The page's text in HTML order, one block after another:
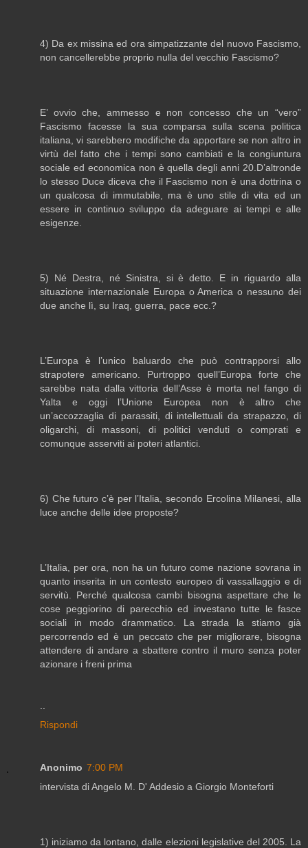
4) Da ex missina ed ora simpatizzante del nuovo Fascismo,
non cancellerebbe proprio nulla del vecchio Fascismo?
E’ ovvio che, ammesso e non concesso che un “vero”
Fascismo facesse la sua comparsa sulla scena politica
italiana, vi sarebbero modifiche da apportare se non altro in
virtù del fatto che i tempi sono cambiati e la congiuntura
sociale ed economica non è quella degli anni 20.D’altronde
lo stesso Duce diceva che il Fascismo non è una dottrina o
un qualcosa di immutabile, ma è uno stile di vita ed un
essere in continuo sviluppo da adeguare ai tempi e alle
esigenze.
5) Né Destra, né Sinistra, si è detto. E in riguardo alla
situazione internazionale Europa o America o nessuno dei
due anche lì, su Iraq, guerra, pace ecc.?
L’Europa è l’unico baluardo che può contrapporsi allo
strapotere americano. Purtroppo quell’Europa forte che
sarebbe nata dalla vittoria dell’Asse è morta nel fango di
Yalta e oggi l’Unione Europea non è altro che
un’accozzaglia di parassiti, di intellettuali da strapazzo, di
oligarchi, di massoni, di politici venduti o comprati e
comunque asserviti ai poteri atlantici.
6) Che futuro c’è per l’Italia, secondo Ercolina Milanesi, alla
luce anche delle idee proposte?
L’Italia, per ora, non ha un futuro come nazione sovrana in
quanto inserita in un contesto europeo di vassallaggio e di
servitù. Perché qualcosa cambi bisogna aspettare che le
cose peggiorino di parecchio ed investano tutte le fasce
sociali in modo drammatico. La strada la stiamo già
percorrendo ed è un peccato che per migliorare, bisogna
attendere di andare a sbattere contro il muro senza poter
azionare i freni prima
Rispondi
Anonimo 7:00 PM
intervista di Angelo M. D' Addesio a Giorgio Monteforti
1) iniziamo da lontano, dalle elezioni legislative del 2005. La